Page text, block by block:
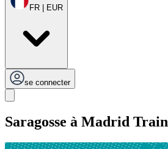
FR | EUR
se connecter
Saragosse à Madrid Train